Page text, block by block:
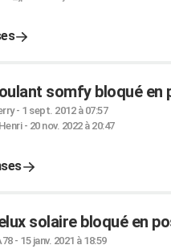
somfy bloqué en
- 1 sept. 2012 à 07:57
Henri- 20 nov. 2022 à 20:47
solaire bloqué en
- 15 janv. 2021 à 18:59